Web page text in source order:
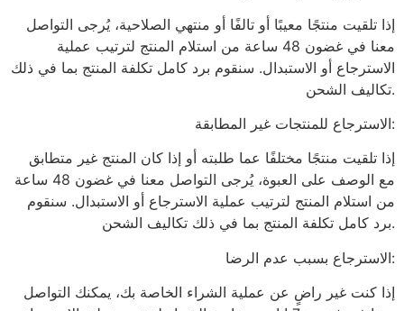
إذا تلقيت منتجًا معيبًا أو تالفًا أو منتهي الصلاحية، يُرجى التواصل
معنا في غضون 48 ساعة من استلام المنتج لترتيب عملية
الاسترجاع أو الاستبدال. سنقوم برد كامل تكلفة المنتج بما في ذلك
تكاليف الشحن.
الاسترجاع للمنتجات غير المطابقة:
إذا تلقيت منتجًا مختلفًا عما طلبته أو إذا كان المنتج غير متطابق
مع الوصف على العبوة، يُرجى التواصل معنا في غضون 48 ساعة
من استلام المنتج لترتيب عملية الاسترجاع أو الاستبدال. سنقوم
برد كامل تكلفة المنتج بما في ذلك تكاليف الشحن.
الاسترجاع بسبب عدم الرضا:
إذا كنت غير راضٍ عن عملية الشراء الخاصة بك، يمكنك التواصل